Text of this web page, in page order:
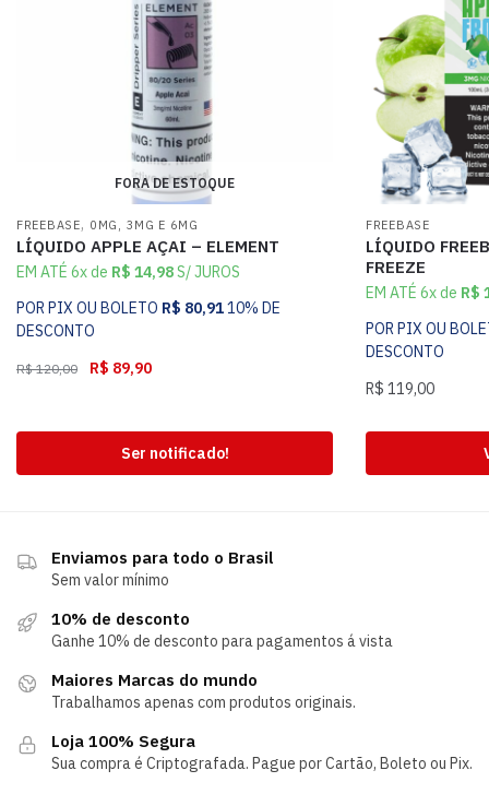
FORA DE ESTOQUE
FREEBASE, 0MG, 3MG E 6MG
LÍQUIDO APPLE AÇAI – ELEMENT
EM ATÉ 6x de R$ 14,98S/ JUROS
POR PIX OU BOLETO R$ 80,9110% DE
DESCONTO
R$120,00 R$ 89,90
Ser notificado!
FREEBASE
LÍQUIDO
FREEZE
EM ATÉ 6x de R$
POR PIX OU
DESCONTO
R$ 119,00
Enviamos para todo o Brasil
Sem valor mínimo
10% de desconto
Ganhe 10% de desconto para pagamentos á vista
Maiores Marcas do mundo
Trabalhamos apenas com produtos originais.
Loja 100% Segura
Sua compra é Criptografada. Pague por Cartão, Boleto ou Pix.